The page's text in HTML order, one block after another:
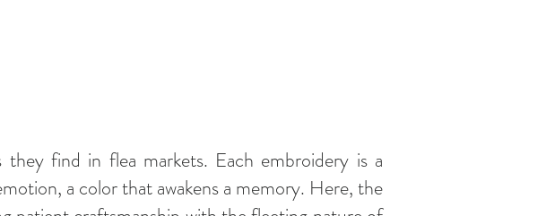
find in flea markets. Each embroidery is a
a color that awakens a memory. Here, the